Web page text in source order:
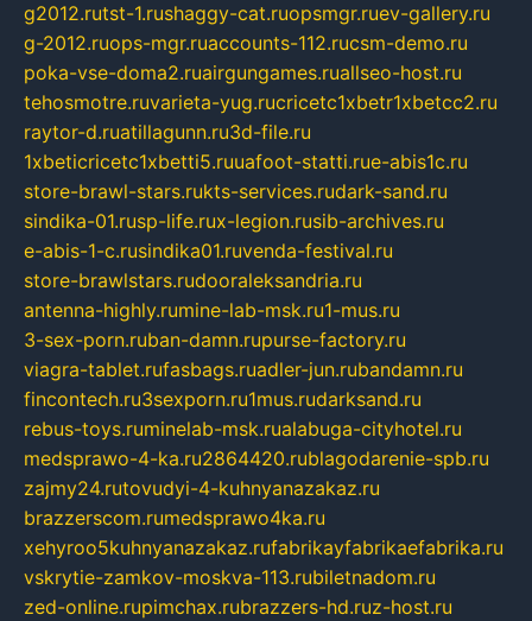
g2012.rutst-1.rushaggy-cat.ruopsmgr.ruev-gallery.ru
g-2012.ruops-mgr.ruaccounts-112.rucsm-demo.ru
poka-vse-doma2.ruairgungames.ruallseo-host.ru
tehosmotre.ruvarieta-yug.rucricetc1xbetr1xbetcc2.ru
raytor-d.ruatillagunn.ru3d-file.ru
1xbeticricetc1xbetti5.ruuafoot-statti.rue-abis1c.ru
store-brawl-stars.rukts-services.rudark-sand.ru
sindika-01.rusp-life.rux-legion.rusib-archives.ru
e-abis-1-c.rusindika01.ruvenda-festival.ru
store-brawlstars.rudooraleksandria.ru
antenna-highly.rumine-lab-msk.ru1-mus.ru
3-sex-porn.ruban-damn.rupurse-factory.ru
viagra-tablet.rufasbags.ruadler-jun.rubandamn.ru
fincontech.ru3sexporn.ru1mus.rudarksand.ru
rebus-toys.ruminelab-msk.rualabuga-cityhotel.ru
medsprawo-4-ka.ru2864420.rublagodarenie-spb.ru
zajmy24.rutovudyi-4-kuhnyanazakaz.ru
brazzerscom.rumedsprawo4ka.ru
xehyroo5kuhnyanazakaz.rufabrikayfabrikaefabrika.ru
vskrytie-zamkov-moskva-113.rubiletnadom.ru
zed-online.rupimchax.rubrazzers-hd.ruz-host.ru